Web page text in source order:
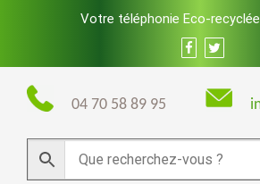
Votre téléphonie Eco-
04 70 58 89 95